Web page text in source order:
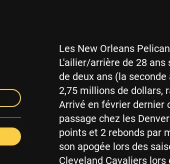
Les New Orleans
L'ailier/arrière de 28
de deux ans (la
2,75 millions de dollars,
Arrivé en février dernier
passage chez les
points et 2 rebonds par
son apogée lors des
Cleveland Cavaliers